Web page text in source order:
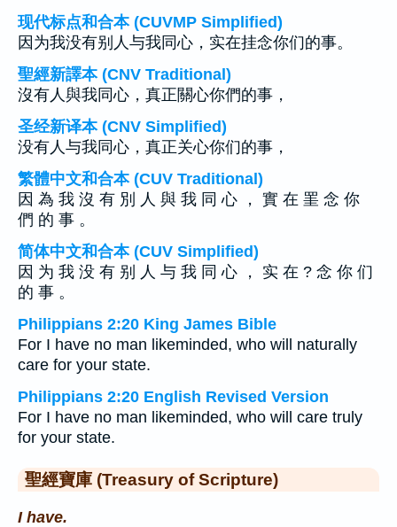
现代标点和合本 (CUVMP Simplified)
因为我没有别人与我同心，实在挂念你们的事。
聖經新譯本 (CNV Traditional)
沒有人與我同心，真正關心你們的事，
圣经新译本 (CNV Simplified)
没有人与我同心，真正关心你们的事，
繁體中文和合本 (CUV Traditional)
因 為 我 沒 有 別 人 與 我 同 心 ， 實 在 罣 念 你
們 的 事 。
简体中文和合本 (CUV Simplified)
因 为 我 没 有 别 人 与 我 同 心 ， 实 在 ? 念 你 们
的 事 。
Philippians 2:20 King James Bible
For I have no man likeminded, who will naturally
care for your state.
Philippians 2:20 English Revised Version
For I have no man likeminded, who will care truly
for your state.
聖經寶庫 (Treasury of Scripture)
I have.